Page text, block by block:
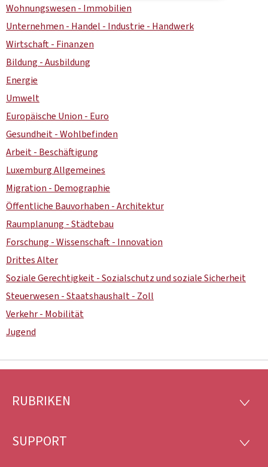
Wohnungswesen - Immobilien
Unternehmen - Handel - Industrie - Handwerk
Wirtschaft - Finanzen
Bildung - Ausbildung
Energie
Umwelt
Europäische Union - Euro
Gesundheit - Wohlbefinden
Arbeit - Beschäftigung
Luxemburg Allgemeines
Migration - Demographie
Öffentliche Bauvorhaben - Architektur
Raumplanung - Städtebau
Forschung - Wissenschaft - Innovation
Drittes Alter
Soziale Gerechtigkeit - Sozialschutz und soziale Sicherheit
Steuerwesen - Staatshaushalt - Zoll
Verkehr - Mobilität
Jugend
Footer
RUBRIKEN
SUPPORT